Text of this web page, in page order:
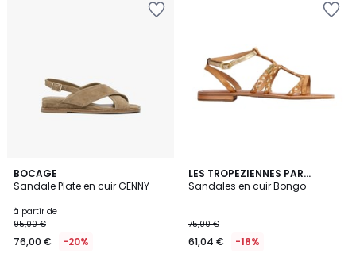
BOCAGE
Sandale Plate en cuir GENNY
à partir de
95,00 €
76,00 € -20%
3
Couleurs
LES TROPEZIENNES PAR
M.BELARBI
Sandales en cuir Bongo
75,00 €
61,04 € -18%
2,7
/ 5